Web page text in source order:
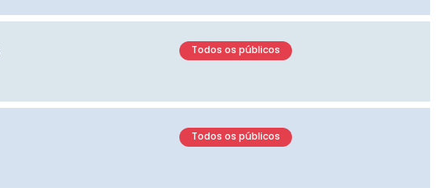
Todos os públicos
Todos os públicos